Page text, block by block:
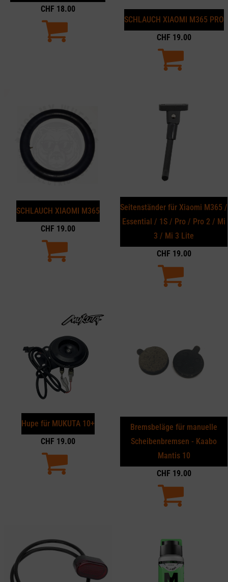
CHF 18.00
SCHLAUCH XIAOMI M365 PRO
CHF 19.00
SCHLAUCH XIAOMI M365
CHF 19.00
Seitenständer für Xiaomi M365 /
Essential / 1S / Pro / Pro 2 / Mi
3 / Mi 3 Lite
CHF 19.00
Hupe für MUKUTA 10+
CHF 19.00
Bremsbeläge für manuelle
Scheibenbremsen - Kaabo
Mantis 10
CHF 19.00